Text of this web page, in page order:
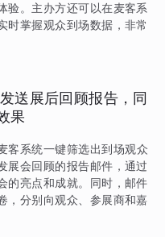
验。主办方还可以在麦客系
时掌握观众到场数据，非常
送展后回顾报告，同
果
客系统一键筛选出到场观众
展会回顾的报告邮件，通过
的亮点和成就。同时，邮件
，分别向观众、参展商和嘉